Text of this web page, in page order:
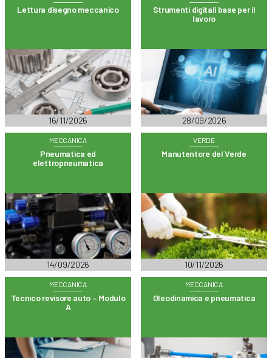
Lettura disegno meccanico
16/11/2026
Strumenti digitali base per il
lavoro
28/09/2026
MECCANICA
Pneumatica ed
elettropneumatica
14/09/2026
VERDE
Manutentore del Verde
10/11/2026
MECCANICA
Tecnico revisore auto – Modulo
A
MECCANICA
Oleodinamica e pneumatica